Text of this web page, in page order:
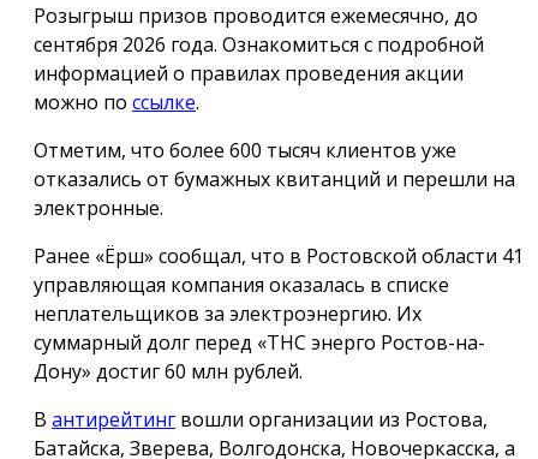
Розыгрыш призов проводится ежемесячно, до
сентября 2026 года. Ознакомиться с подробной
информацией о правилах проведения акции
можно по ссылке.
Отметим, что более 600 тысяч клиентов уже
отказались от бумажных квитанций и перешли на
электронные.
Ранее «Ёрш» сообщал, что в Ростовской области 41
управляющая компания оказалась в списке
неплательщиков за электроэнергию. Их
суммарный долг перед «ТНС энерго Ростов-на-
Дону» достиг 60 млн рублей.
В антирейтинг вошли организации из Ростова,
Батайска, Зверева, Волгодонска, Новочеркасска, а